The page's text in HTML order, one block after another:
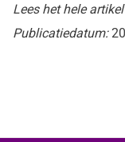
Lees het hele
Publicatiedatum: